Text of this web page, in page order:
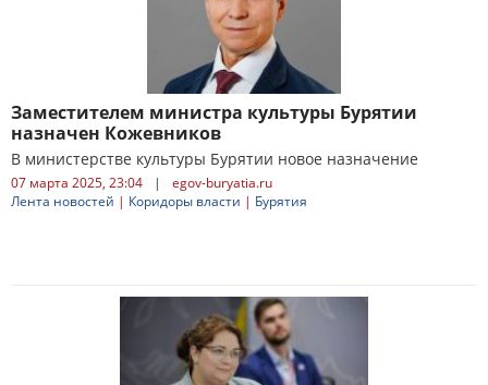
Заместителем министра культуры Бурятии
назначен Кожевников
В министерстве культуры Бурятии новое назначение
07 марта 2025, 23:04 |
egov-buryatia.ru
Лента новостей | Коридоры власти | Бурятия